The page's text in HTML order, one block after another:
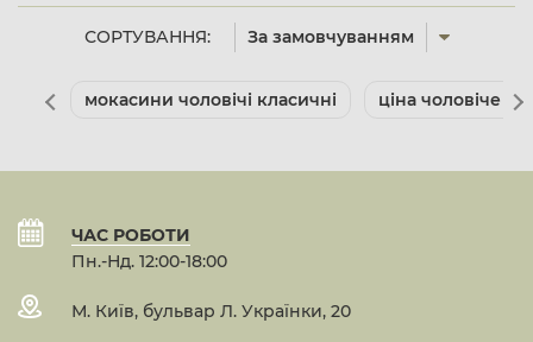
СОРТУВАННЯ: За замовчуванням
мокасини чоловічі класичні ціна чоловіче
ЧАС РОБОТИ
Пн.-Нд. 12:00-18:00
М. Київ, бульвар Л. Українки, 20